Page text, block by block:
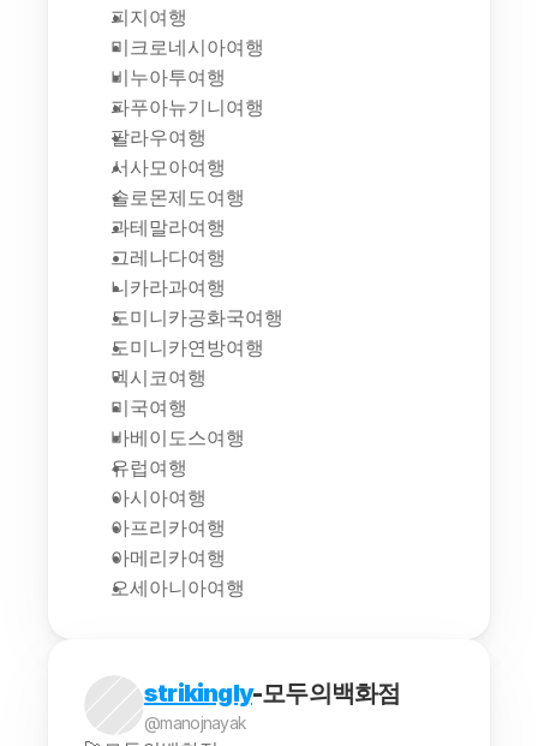
피지여행
미크로네시아여행
비누아투여행
파푸아뉴기니여행
팔라우여행
서사모아여행
솔로몬제도여행
과테말라여행
그레나다여행
니카라과여행
도미니카공화국여행
도미니카연방여행
멕시코여행
미국여행
바베이도스여행
유럽여행
아시아여행
아프리카여행
아메리카여행
오세아니아여행
strikingly-모두의백화점
@manojnayak